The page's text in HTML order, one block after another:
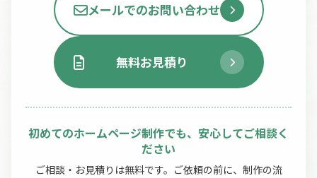
メールでのお問い合わせ
無料お見積り
初めてのホームページ制作でも、安心してご相談く
ださい
ご相談・お見積りは無料です。ご依頼の前に、制作の流